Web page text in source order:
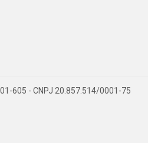
605 - CNPJ 20.857.514/0001-75